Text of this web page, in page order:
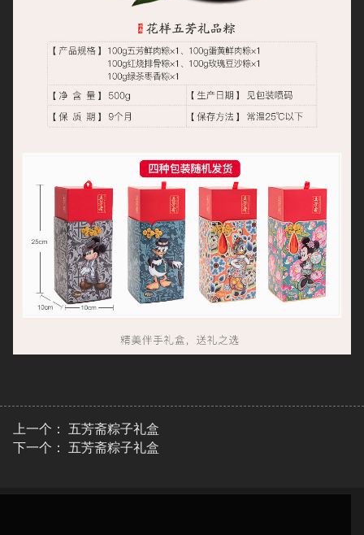
上一个： 五芳斋粽子礼盒
下一个： 五芳斋粽子礼盒